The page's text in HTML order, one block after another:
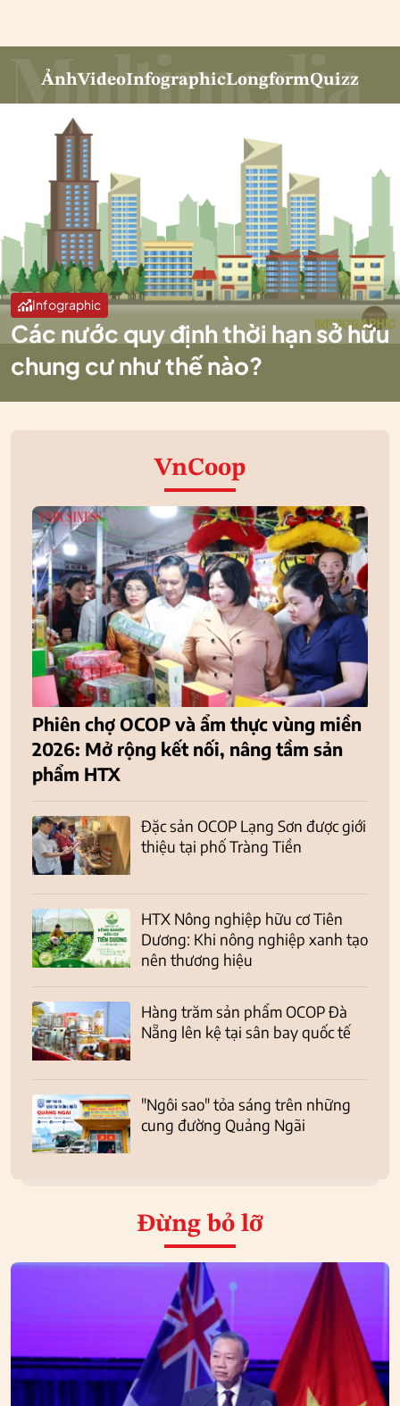
ẢnhVideoInfographicLongformQuizz
Infographic
Các nước quy định thời hạn sở hữu
chung cư như thế nào?
VnCoop
Phiên chợ OCOP và ẩm thực vùng miền
2026: Mở rộng kết nối, nâng tầm sản
phẩm HTX
Đặc sản OCOP Lạng Sơn được giới
thiệu tại phố Tràng Tiền
HTX Nông nghiệp hữu cơ Tiên
Dương: Khi nông nghiệp xanh tạo
nên thương hiệu
Hàng trăm sản phẩm OCOP Đà
Nẵng lên kệ tại sân bay quốc tế
"Ngôi sao" tỏa sáng trên những
cung đường Quảng Ngãi
Đừng bỏ lỡ